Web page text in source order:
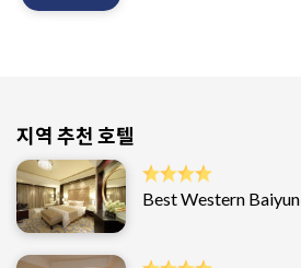
지역 추천 호텔
Best Western Baiyun